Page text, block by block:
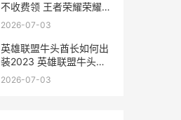
不收费领 王者荣耀荣耀大
仙玩司空震
2026-07-03
英雄联盟牛头酋长如何出
装2023 英雄联盟牛头酋
长奶牛皮肤
2026-07-03